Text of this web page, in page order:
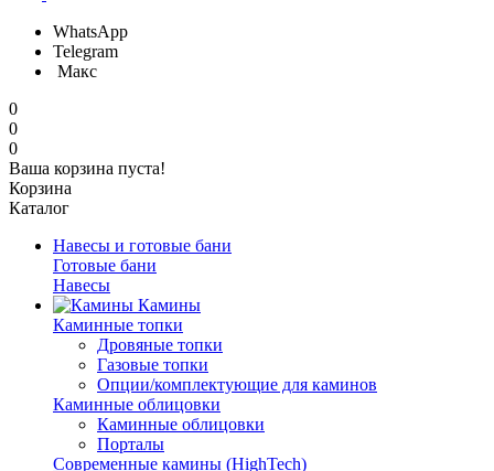
WhatsApp
Telegram
Макс
0
0
0
Ваша корзина пуста!
Корзина
Каталог
Навесы и готовые бани
Готовые бани
Навесы
Камины
Каминные топки
Дровяные топки
Газовые топки
Опции/комплектующие для каминов
Каминные облицовки
Каминные облицовки
Порталы
Современные камины (HighTech)